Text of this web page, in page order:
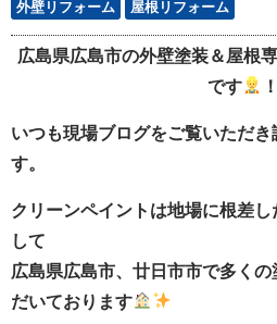
外壁リフォーム 屋根リフォーム
広島県広島市の外壁塗装＆屋根
です
！
いつも現場ブログをご覧いただ
す。
クリーンペイントは地場に根差
して
広島県広島市、廿日市市で多く
だいております